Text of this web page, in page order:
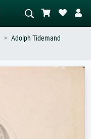
Adolph Tidemand